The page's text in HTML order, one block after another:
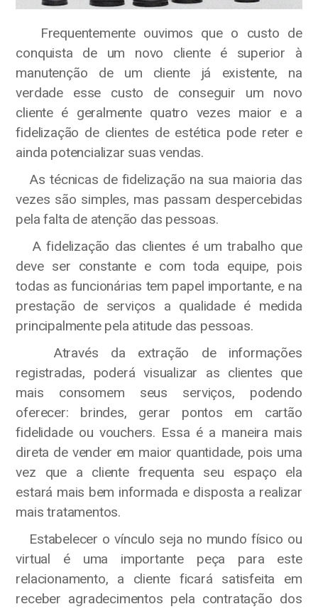
Frequentemente ouvimos que o custo de
conquista de um novo cliente é superior à
manutenção de um cliente já existente, na
verdade esse custo de conseguir um novo
cliente é geralmente quatro vezes maior e a
fidelização de clientes de estética pode reter e
ainda potencializar suas vendas.
As técnicas de fidelização na sua maioria das
vezes são simples, mas passam despercebidas
pela falta de atenção das pessoas.
A fidelização das clientes é um trabalho que
deve ser constante e com toda equipe, pois
todas as funcionárias tem papel importante, e na
prestação de serviços a qualidade é medida
principalmente pela atitude das pessoas.
Através da extração de informações
registradas, poderá visualizar as clientes que
mais consomem seus serviços, podendo
oferecer: brindes, gerar pontos em cartão
fidelidade ou vouchers. Essa é a maneira mais
direta de vender em maior quantidade, pois uma
vez que a cliente frequenta seu espaço ela
estará mais bem informada e disposta a realizar
mais tratamentos.
Estabelecer o vínculo seja no mundo físico ou
virtual é uma importante peça para este
relacionamento, a cliente ficará satisfeita em
receber agradecimentos pela contratação dos